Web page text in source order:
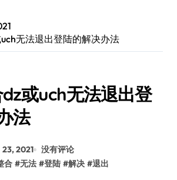
无法退出登陆的解决办法
或uch无法退出登
法
23, 2021
没有评论
合 #无法 #登陆 #解决 #退出